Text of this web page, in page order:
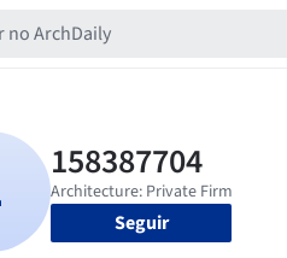
Seguir